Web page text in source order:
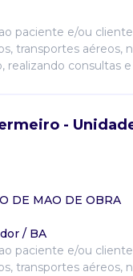
paciente e/ou
transportes aéreos,
realizando consultas
-
DE MAO DE OBRA
/ BA
paciente e/ou
transportes aéreos,